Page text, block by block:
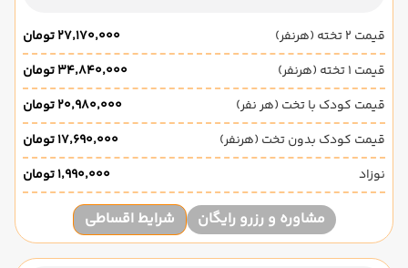
قیمت 2 تخته (هرنفر)
۲۷٬۱۷۰٬۰۰۰ تومان
قیمت 1 تخته (هرنفر)
۳۴٬۸۴۰٬۰۰۰ تومان
قیمت کودک با تخت (هر نفر)
۲۰٬۹۸۰٬۰۰۰ تومان
قیمت کودک بدون تخت (هرنفر)
۱۷٬۶۹۰٬۰۰۰ تومان
نوزاد
۱٬۹۹۰٬۰۰۰ تومان
مشاوره و رزرو رایگان شرایط اقساطی